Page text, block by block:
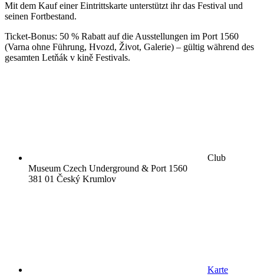
Mit dem Kauf einer Eintrittskarte unterstützt ihr das Festival und
seinen Fortbestand.
Ticket-Bonus: 50 % Rabatt auf die Ausstellungen im Port 1560
(Varna ohne Führung, Hvozd, Život, Galerie) – gültig während des
gesamten Letňák v kině Festivals.
Club
Museum Czech Underground & Port 1560
381 01 Český Krumlov
Karte